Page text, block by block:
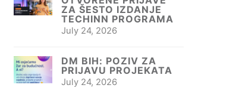
ZA ŠESTO IZDANJE
TECHINN PROGRAMA
July 24, 2026
DM BIH: POZIV ZA
PRIJAVU PROJEKATA
July 24, 2026